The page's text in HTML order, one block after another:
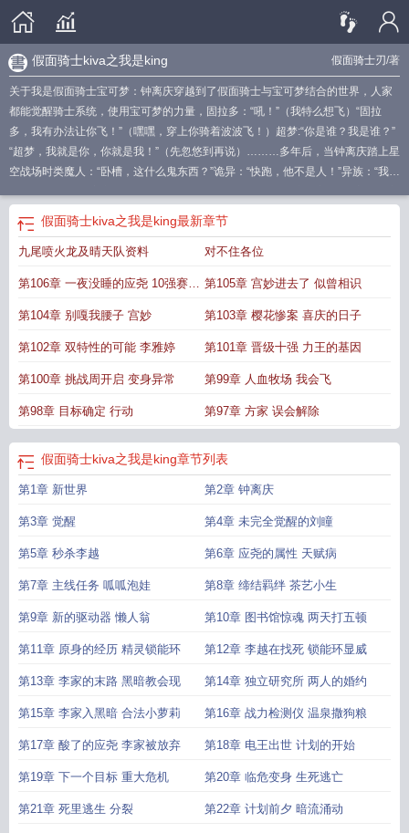
假面骑士刃/著
假面骑士kiva之我是king
关于我是假面骑士宝可梦：钟离庆穿越到了假面骑士与宝可梦结合的世界，人家
都能觉醒骑士系统，使用宝可梦的力量，固拉多：“吼！”（我特么想飞）“固拉
多，我有办法让你飞！”（嘿嘿，穿上你骑着波波飞！）超梦:“你是谁？我是谁？”
“超梦，我就是你，你就是我！”（先忽悠到再说）………多年后，当钟离庆踏上星
空战场时类魔人：“卧槽，这什么鬼东西？”诡异：“快跑，他不是人！”异族：“我错
当用假面骑士的方式打开宝可梦
精灵宝可梦
神奇宝贝假面骑士假面
梦 假面骑士假面骑士之神奇宝贝 假面骑士kiva之我是king
是假面骑士
假面骑士版神奇宝贝宝可梦假面骑士联动我是假面骑士ooo的
越宝可梦成为假面骑士 神奇宝贝之我是假面骑士 精灵宝可梦之假面骑士
假面骑士kiva之我是king最新章节
九尾喷火龙及晴天队资料 对不住各位
第106章 一夜没睡的应尧 10强赛开
始
第105章 宫妙进去了 似曾相识
第104章 别嘎我腰子 宫妙 第103章 樱花惨案 喜庆的日子
第102章 双特性的可能 李雅婷 第101章 晋级十强 力王的基因
第100章 挑战周开启 变身异常 第99章 人血牧场 我会飞
第98章 目标确定 行动 第97章 方家 误会解除
假面骑士kiva之我是king章节列表
第1章 新世界 第2章 钟离庆
第3章 觉醒 第4章 未完全觉醒的刘瞳
第5章 秒杀李越 第6章 应尧的属性 天赋病
第7章 主线任务 呱呱泡娃 第8章 缔结羁绊 茶艺小生
第9章 新的驱动器 懒人翁 第10章 图书馆惊魂 两天打五顿
第11章 原身的经历 精灵锁能环 第12章 李越在找死 锁能环显威
第13章 李家的末路 黑暗教会现 第14章 独立研究所 两人的婚约
第15章 李家入黑暗 合法小萝莉 第16章 战力检测仪 温泉撒狗粮
第17章 酸了的应尧 李家被放弃 第18章 电王出世 计划的开始
第19章 下一个目标 重大危机 第20章 临危变身 生死逃亡
第21章 死里逃生 分裂 第22章 计划前夕 暗流涌动